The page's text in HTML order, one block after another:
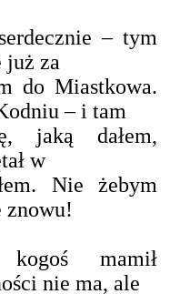
– tym
za
do Miastkowa.
– i tam
jaką dałem,
w
Nie żebym
znowu!
mamił
nie ma, ale